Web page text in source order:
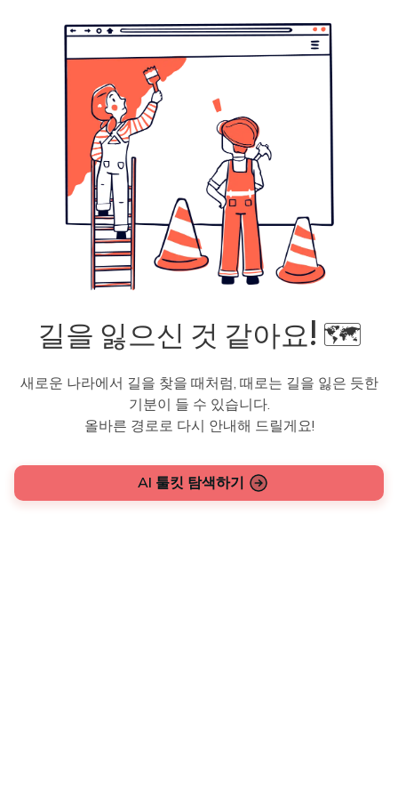
길을 잃으신 것 같아요! 🗺️
새로운 나라에서 길을 찾을 때처럼, 때로는 길을 잃은 듯한
기분이 들 수 있습니다.
올바른 경로로 다시 안내해 드릴게요!
AI 툴킷 탐색하기